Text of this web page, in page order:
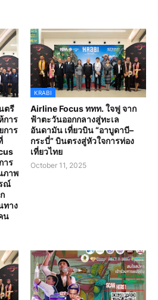
ตรี
การ
การ
าร
ภาพ
ณ์
ทาง
น
KRABI
Airline Focus ททท. ใจฟู จาก
ฟ้าตะวันออกกลางสู่ทะเล
อันดามัน เที่ยวบิน “อาบูดาบี–
กระบี่” บินตรงสู่หัวใจการท่อง
เที่ยวไทย
October 11, 2025